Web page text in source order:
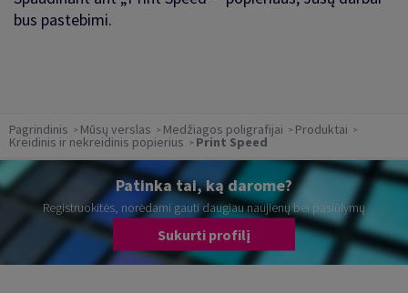
bus pastebimi.
Pagrindinis Mūsų verslas Medžiagos poligrafijai Produktai
Kreidinis ir nekreidinis popierius Print Speed
Patinka tai, ką darome?
Registruokitės, norėdami gauti daugiau naujienų bei pasiūlymų
Sukurti profilį